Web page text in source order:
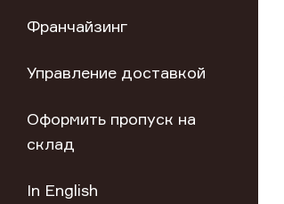
Франчайзинг
Управление доставкой
Оформить пропуск на
склад
In English